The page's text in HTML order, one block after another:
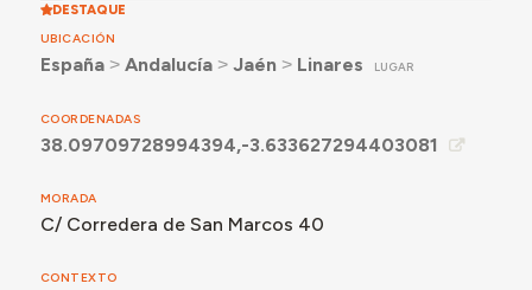
DESTAQUE
UBICACIÓN
España˃ Andalucía˃ Jaén ˃ Linares LUGAR
COORDENADAS
38.09709728994394,-3.633627294403081
MORADA
C/ Corredera de San Marcos 40
CONTEXTO